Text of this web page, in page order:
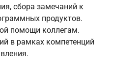
сбора замечаний к
продуктов.
помощи коллегам.
в рамках компетенций